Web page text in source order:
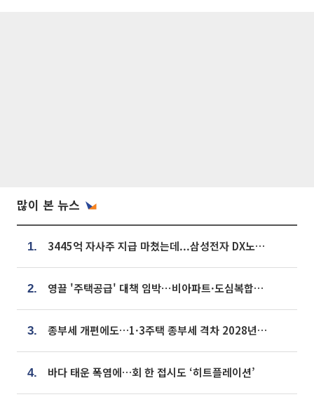
많이 본 뉴스
1. 3445억 자사주 지급 마쳤는데...삼성전자 DX노조, 뒤늦은 '떼쓰기 집회'
2. 영끌 '주택공급' 대책 임박⋯비아파트·도심복합까지 총동원
3. 종부세 개편에도…1·3주택 종부세 격차 2028년부터 확대
4. 바다 태운 폭염에…회 한 접시도 ‘히트플레이션’